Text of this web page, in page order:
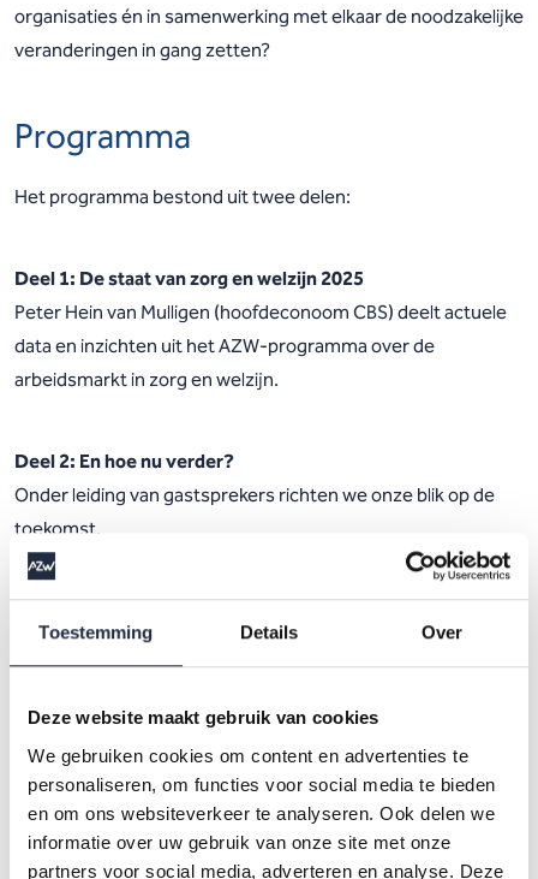
Toestemming Details Over
Deze website maakt gebruik van cookies
We gebruiken cookies om content en advertenties te
personaliseren, om functies voor social media te bieden
en om ons websiteverkeer te analyseren. Ook delen we
informatie over uw gebruik van onze site met onze
partners voor social media, adverteren en analyse. Deze
organisaties én in samenwerking met elkaar de noodzakelijke
veranderingen in gang zetten?
Programma
Het programma bestond uit twee delen:
Deel 1: De staat van zorg en welzijn 2025
Peter Hein van Mulligen (hoofdeconoom CBS) deelt actuele
data en inzichten uit het AZW-programma over de
arbeidsmarkt in zorg en welzijn.
Deel 2: En hoe nu verder?
Onder leiding van gastsprekers richten we onze blik op de
toekomst.
Universiteit, voormalig Denker des Vaderlands en columnist
Peter Hein van Mulligen. Hij nodigt ons uit om anders te
kijken naar verandering, samenwerking en solidariteit binnen
zorg en welzijn. Zoals hij zegt: ‘Natuurlijk, niet weten waar
het heen moet is niet fijn. Maar precies weten waar het heen
moet omdat ons dat verteld wordt, is misschien nog veel